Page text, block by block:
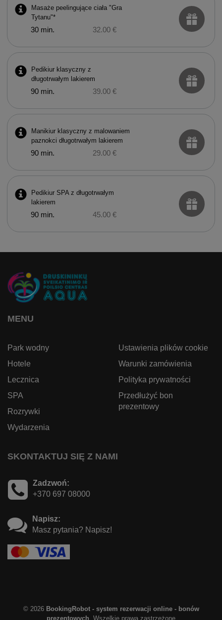
Masaże peelingujące ciała "Gra
Tytanu"*
30 min. 32.00 €
Pedikiur klasyczny z
długotrwałym lakierem
90 min. 39.00 €
Manikiur klasyczny z malowaniem
paznokci długotrwałym lakierem
90 min. 29.00 €
Pedikiur SPA z długotrwałym
lakierem
90 min. 45.00 €
MENU
Park wodny
Hotele
Lecznica
SPA
Rozrywki
Wydarzenia
Ustawienia plików cookie
Warunki zamówienia
Polityka prywatności
Przedłużyć bon
prezentowy
SKONTAKTUJ SIĘ Z NAMI
Zadzwoń:
+370 697 08000
Napisz:
Masz pytania? Napisz!
© 2026 BookingRobot - system rezerwacji online - bonów
prezentowych . Wszelkie prawa zastrzeżone